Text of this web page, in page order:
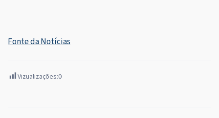
Fonte da Notícias
Vizualizações:0